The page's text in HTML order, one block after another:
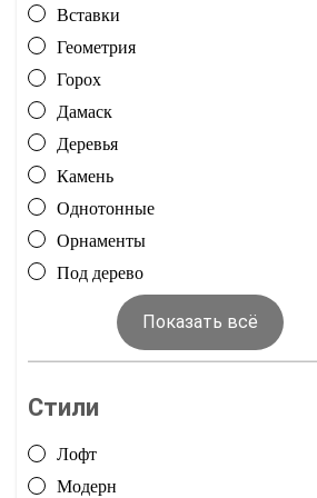
Вставки
Геометрия
Горох
Дамаск
Деревья
Камень
Однотонные
Орнаменты
Под дерево
Показать всё
Стили
Лофт
Модерн